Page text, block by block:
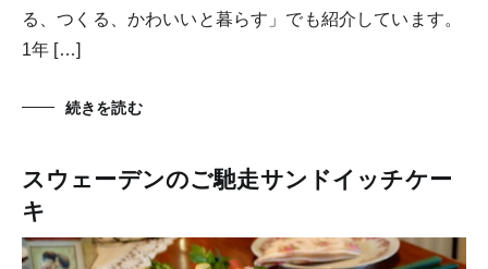
る、つくる、かわいいと暮らす」でも紹介しています。
1年 […]
続きを読む
スウェーデンのご馳走サンドイッチケー
キ